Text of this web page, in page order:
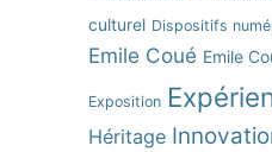
culturel Dispositifs
Emile Coué Emile
Exposition
Héritage